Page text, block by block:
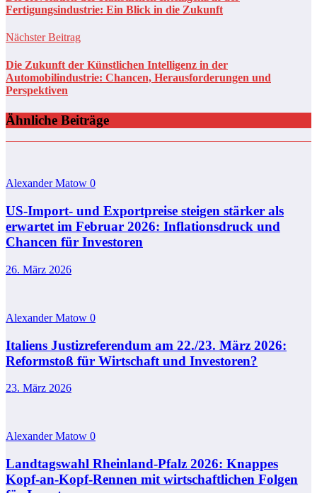
Fertigungsindustrie: Ein Blick in die Zukunft
Nächster Beitrag
Die Zukunft der Künstlichen Intelligenz in der
Automobilindustrie: Chancen, Herausforderungen und
Perspektiven
Ähnliche Beiträge
Alexander Matow 0
US-Import- und Exportpreise steigen stärker als
erwartet im Februar 2026: Inflationsdruck und
Chancen für Investoren
26. März 2026
Alexander Matow 0
Italiens Justizreferendum am 22./23. März 2026:
Reformstoß für Wirtschaft und Investoren?
23. März 2026
Alexander Matow 0
Landtagswahl Rheinland-Pfalz 2026: Knappes
Kopf-an-Kopf-Rennen mit wirtschaftlichen Folgen